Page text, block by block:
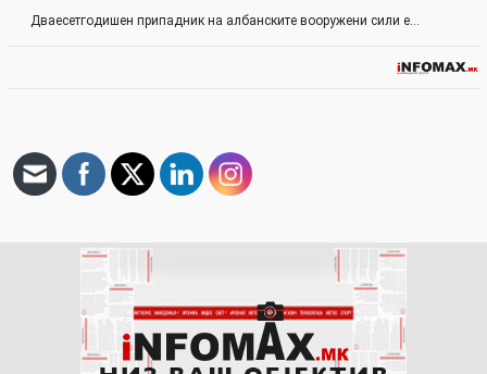
Дваесетгодишен припадник на албанските вооружени сили е…